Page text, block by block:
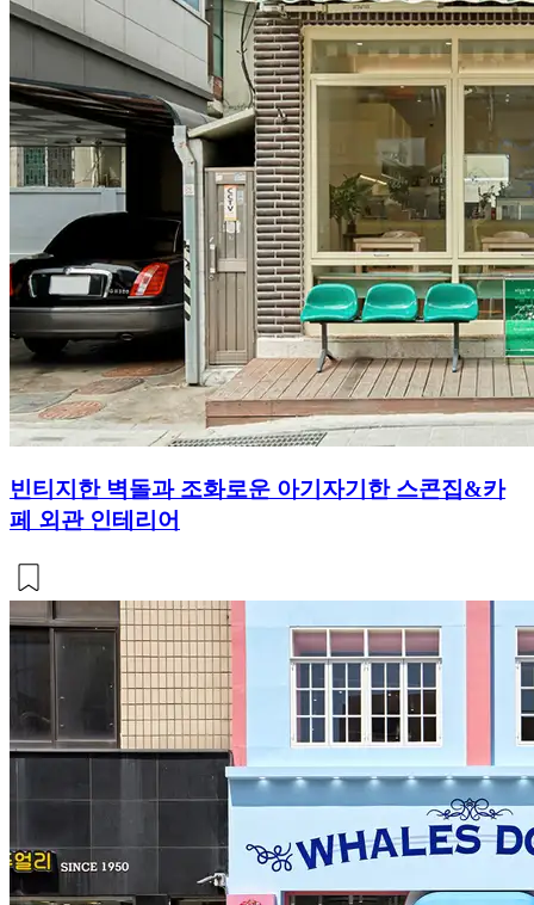
빈티지한 벽돌과 조화로운 아기자기한 스콘집&카
페 외관 인테리어